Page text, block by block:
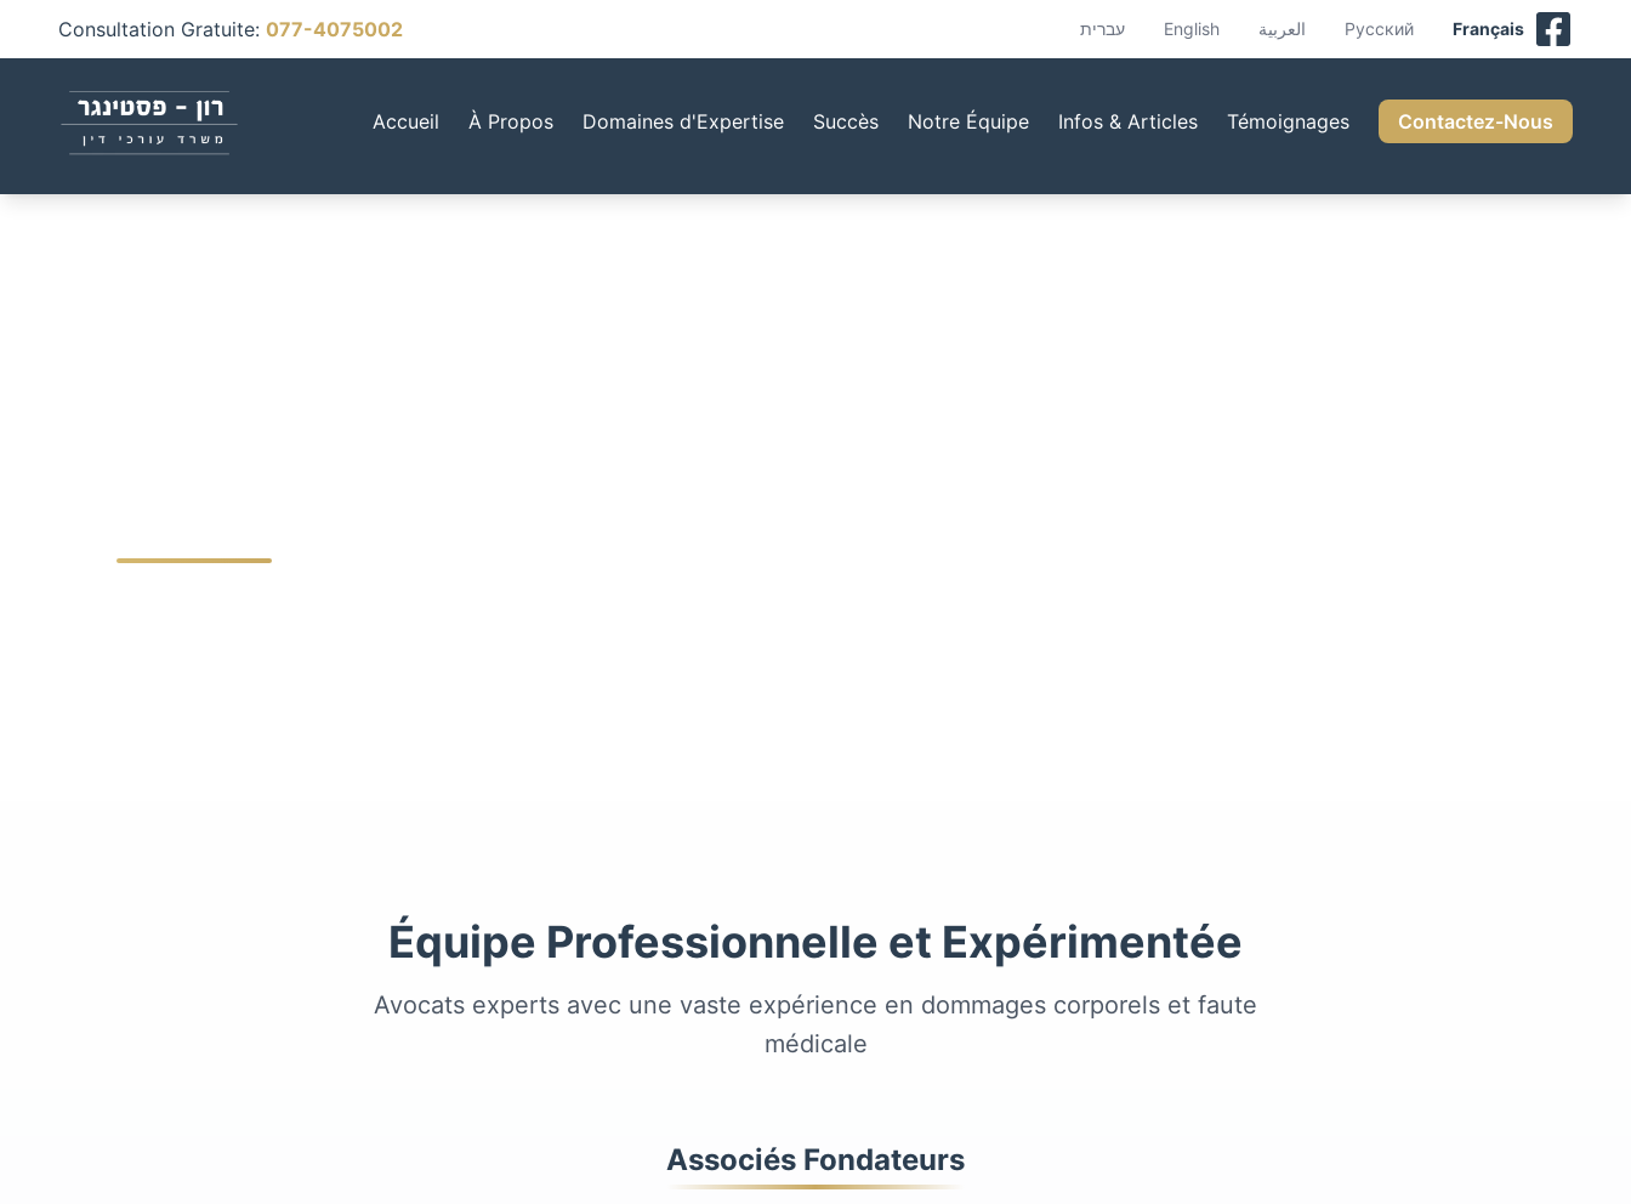
Consultation Gratuite: 077-4075002 עברית English العربية Русский Français
Accueil À Propos Domaines d'Expertise Succès Notre Équipe Infos & Articles Témoignages Contactez-Nous
Équipe Professionnelle et Expérimentée
Avocats experts avec une vaste expérience en dommages corporels et faute
médicale
Associés Fondateurs